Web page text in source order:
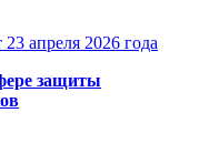
апреля 2026 года
защиты